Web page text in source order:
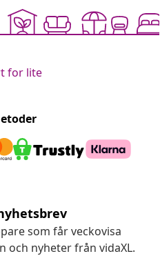
for lite
som får veckovisa
och nyheter från vidaXL.